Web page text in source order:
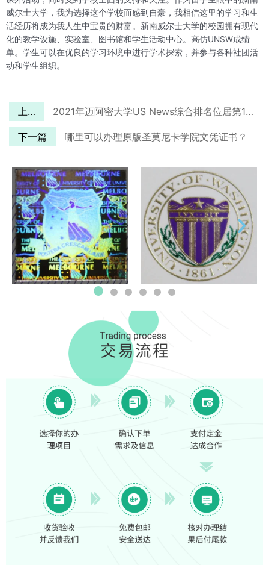
威尔士大学，我为选择这个学校而感到自豪，我相信这里的学习和生
活经历将成为我人生中宝贵的财富。新南威尔士大学的校园拥有现代
化的教学设施、实验室、图书馆和学生活动中心。高仿UNSW成绩
单。学生可以在优良的学习环境中进行学术探索，并参与各种社团活
动和学生组织。
上一篇 2021年迈阿密大学US News综合排名位居第103：迈阿密大学牛津分校成绩单办理
下一篇 哪里可以办理原版圣莫尼卡学院文凭证书？